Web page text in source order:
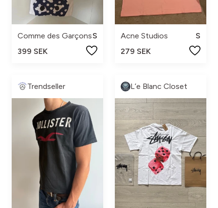
Comme des GarçonsS
399 SEK
Acne Studios
S
279 SEK
Trendseller L’e Blanc Closet